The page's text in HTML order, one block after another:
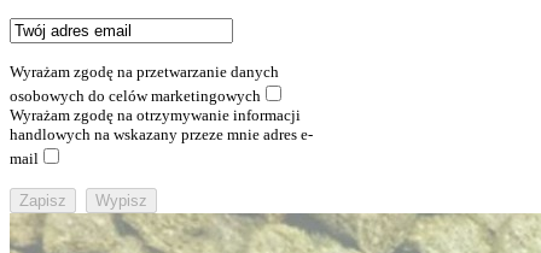
Wyrażam zgodę na przetwarzanie danych
osobowych do celów marketingowych
Wyrażam zgodę na otrzymywanie informacji
handlowych na wskazany przeze mnie adres e-
mail